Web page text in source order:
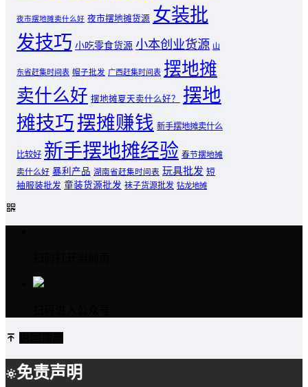
夜市摆地摊卖什么好 夜市摆地摊货源 女装批
发技巧 小吃零食货源 小本创业货源 山
东省赶集时间表 帽子批发 广西赶集时间表 摆地摊
卖什么好 摆地摊夏天卖什么好？
摆地
摊技巧摆摊赚钱 新手摆地摊卖什么
比较好 新手摆地摊经验 春节摆地摊
卖什么好 暴利产品 湖南省赶集时间表 玩具批发 短
袖服装批发 童装货源批发 袜子货源批发 钻龙地摊
免责声明